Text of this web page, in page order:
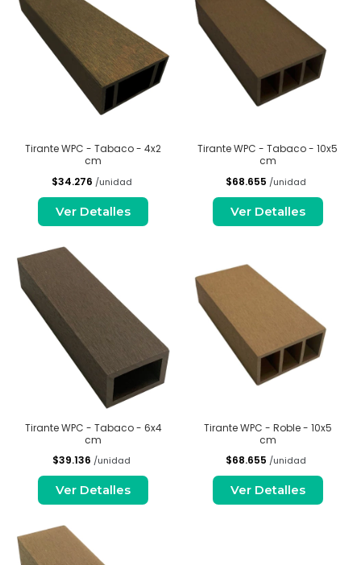
Tirante WPC - Tabaco - 4x2
cm
$34.276 /unidad
Ver Detalles
Tirante WPC - Tabaco - 10x5
cm
$68.655 /unidad
Ver Detalles
Tirante WPC - Tabaco - 6x4
cm
$39.136 /unidad
Ver Detalles
Tirante WPC - Roble - 10x5
cm
$68.655 /unidad
Ver Detalles